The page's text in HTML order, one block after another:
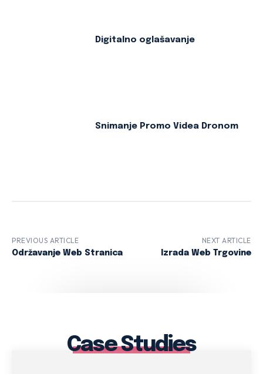
Digitalno oglašavanje
Snimanje Promo Videa Dronom
PREVIOUS ARTICLE
Održavanje Web Stranica
NEXT ARTICLE
Izrada Web Trgovine
Case Studies